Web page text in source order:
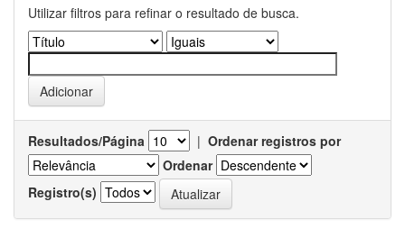
Utilizar filtros para refinar o resultado de busca.
Resultados/Página | Ordenar registros por
Ordenar
Registro(s)